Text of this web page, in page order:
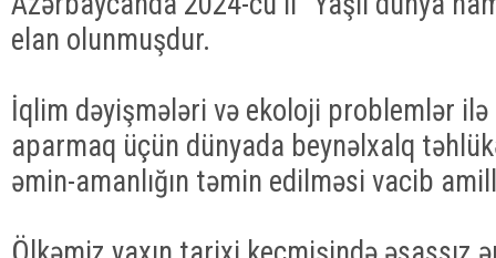
elan olunmuşdur.
İqlim dəyişmələri və ekoloji problemlər ilə
aparmaq üçün dünyada beynəlxalq
əmin-amanlığın təmin edilməsi vacib